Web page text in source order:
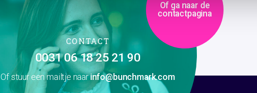
Of ga naar de
contactpagina
CONTACT
0031 06 18 25 21 90
Of stuur een mailtje naarinfo@bunchmark.com